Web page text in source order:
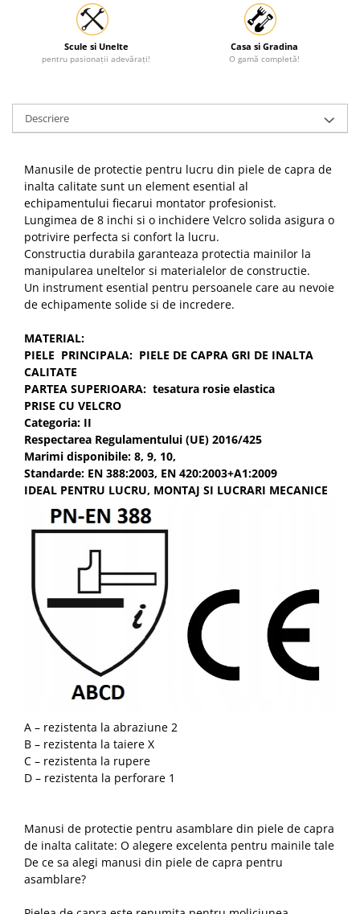
Scule si Unelte
pentru pasionații adevărați!
Casa si Gradina
O gamă completă!
Descriere
Manusile de protectie pentru lucru din piele de capra de
inalta calitate sunt un element esential al
echipamentului fiecarui montator profesionist.
Lungimea de 8 inchi si o inchidere Velcro solida asigura o
potrivire perfecta si confort la lucru.
Constructia durabila garanteaza protectia mainilor la
manipularea uneltelor si materialelor de constructie.
Un instrument esential pentru persoanele care au nevoie
de echipamente solide si de incredere.
MATERIAL:
PIELE PRINCIPALA: PIELE DE CAPRA GRI DE INALTA
CALITATE
PARTEA SUPERIOARA: tesatura rosie elastica
PRISE CU VELCRO
Categoria: II
Respectarea Regulamentului (UE) 2016/425
Marimi disponibile: 8, 9, 10,
Standarde: EN 388:2003, EN 420:2003+A1:2009
IDEAL PENTRU LUCRU, MONTAJ SI LUCRARI MECANICE
A – rezistenta la abraziune 2
B – rezistenta la taiere X
C – rezistenta la rupere
D – rezistenta la perforare 1
Manusi de protectie pentru asamblare din piele de capra
de inalta calitate: O alegere excelenta pentru mainile tale
De ce sa alegi manusi din piele de capra pentru
asamblare?